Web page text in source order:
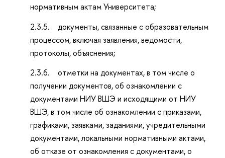
нормативным актам Университета;
2.3.5. документы, связанные с образовательным
процессом, включая заявления, ведомости,
протоколы, объяснения;
2.3.6. отметки на документах, в том числе о
получении документов, об ознакомлении с
документами НИУ ВШЭ и исходящими от НИУ
ВШЭ, в том числе об ознакомлении с приказами,
графиками, заявками, заданиями, учредительными
документами, локальными нормативными актами,
об отказе от ознакомления с документами, о